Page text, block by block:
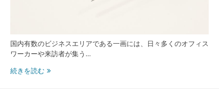
国内有数のビジネスエリアである一画には、日々多くのオフィス
ワーカーや来訪者が集う…
続きを読む大